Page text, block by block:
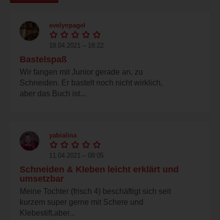
evelynpagel
18.04.2021 – 18:22
Bastelspaß
Wir fangen mit Junior gerade an, zu
Schneiden. Er bastelt noch nicht wirklich,
aber das Buch ist...
yabialina
11.04.2021 – 08:05
Schneiden & Kleben leicht erklärt und
umsetzbar
Meine Tochter (frisch 4) beschäftigt sich seit
kurzem super gerne mit Schere und
Klebestift,aber...